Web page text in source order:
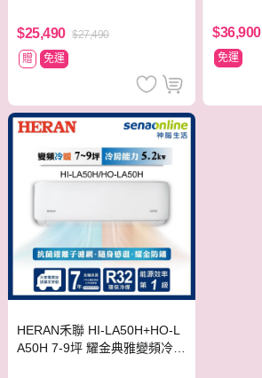
$25,490 $27,490
贈
免運
$36,900
免運
HERAN禾聯 HI-LA50H+HO-L
A50H 7-9坪 耀金典雅變頻冷暖